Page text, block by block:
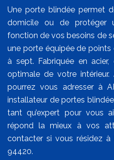
Une porte blindée permet
domicile ou de protéger
fonction de vos besoins de
une porte équipée de
à sept. Fabriquée en
optimale de votre intérieur.
pourrez vous adresser à
installateur de portes
tant qu’expert pour vous
répond la mieux à vos
contacter si vous résidez à
94420.